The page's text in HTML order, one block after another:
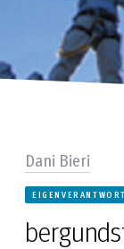
Dani Bieri